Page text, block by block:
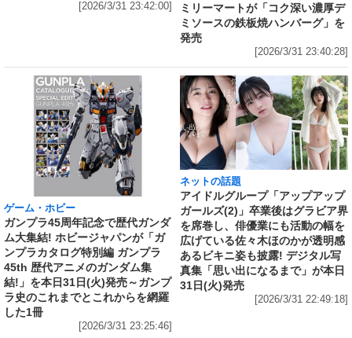
[2026/3/31 23:42:00]
ミリーマートが「コク深い濃厚デ
ミソースの鉄板焼ハンバーグ」を
発売
[2026/3/31 23:40:28]
ゲーム・ホビー
ガンプラ45周年記念で歴代ガンダ
ム大集結! ホビージャパンが「ガ
ンプラカタログ特別編 ガンプラ
45th 歴代アニメのガンダム集
結!」を本日31日(火)発売～ガンプ
ラ史のこれまでとこれからを網羅
した1冊
[2026/3/31 23:25:46]
ネットの話題
アイドルグループ「アップアップ
ガールズ(2)」卒業後はグラビア界
を席巻し、俳優業にも活動の幅を
広げている佐々木ほのかが透明感
あるビキニ姿も披露! デジタル写
真集「思い出になるまで」が本日
31日(火)発売
[2026/3/31 22:49:18]